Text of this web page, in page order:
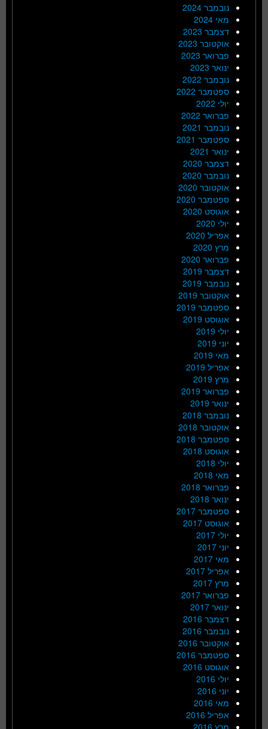
נובמבר 2024
מאי 2024
דצמבר 2023
אוקטובר 2023
פברואר 2023
ינואר 2023
נובמבר 2022
ספטמבר 2022
יולי 2022
פברואר 2022
נובמבר 2021
ספטמבר 2021
ינואר 2021
דצמבר 2020
נובמבר 2020
אוקטובר 2020
ספטמבר 2020
אוגוסט 2020
יולי 2020
אפריל 2020
מרץ 2020
פברואר 2020
דצמבר 2019
נובמבר 2019
אוקטובר 2019
ספטמבר 2019
אוגוסט 2019
יולי 2019
יוני 2019
מאי 2019
אפריל 2019
מרץ 2019
פברואר 2019
ינואר 2019
נובמבר 2018
אוקטובר 2018
ספטמבר 2018
אוגוסט 2018
יולי 2018
מאי 2018
פברואר 2018
ינואר 2018
ספטמבר 2017
אוגוסט 2017
יולי 2017
יוני 2017
מאי 2017
אפריל 2017
מרץ 2017
פברואר 2017
ינואר 2017
דצמבר 2016
נובמבר 2016
אוקטובר 2016
ספטמבר 2016
אוגוסט 2016
יולי 2016
יוני 2016
מאי 2016
אפריל 2016
מרץ 2016